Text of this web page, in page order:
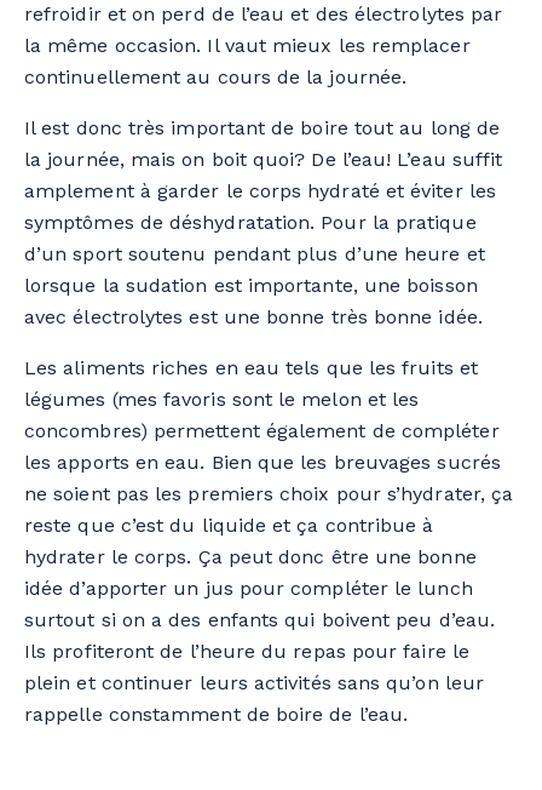
refroidir et on perd de l’eau et des électrolytes par
la même occasion. Il vaut mieux les remplacer
continuellement au cours de la journée.
Il est donc très important de boire tout au long de
la journée, mais on boit quoi? De l’eau! L’eau suffit
amplement à garder le corps hydraté et éviter les
symptômes de déshydratation. Pour la pratique
d’un sport soutenu pendant plus d’une heure et
lorsque la sudation est importante, une boisson
avec électrolytes est une bonne très bonne idée.
Les aliments riches en eau tels que les fruits et
légumes (mes favoris sont le melon et les
concombres) permettent également de compléter
les apports en eau. Bien que les breuvages sucrés
ne soient pas les premiers choix pour s’hydrater, ça
reste que c’est du liquide et ça contribue à
hydrater le corps. Ça peut donc être une bonne
idée d’apporter un jus pour compléter le lunch
surtout si on a des enfants qui boivent peu d’eau.
Ils profiteront de l’heure du repas pour faire le
plein et continuer leurs activités sans qu’on leur
rappelle constamment de boire de l’eau.